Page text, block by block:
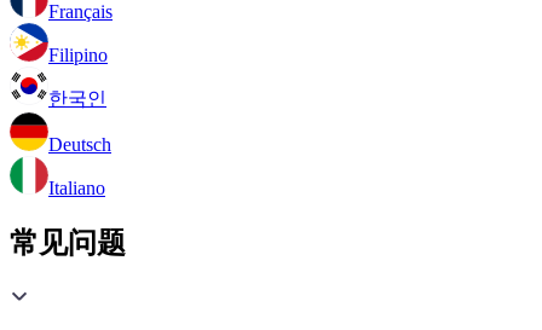
Français
Filipino
한국인
Deutsch
Italiano
常见问题